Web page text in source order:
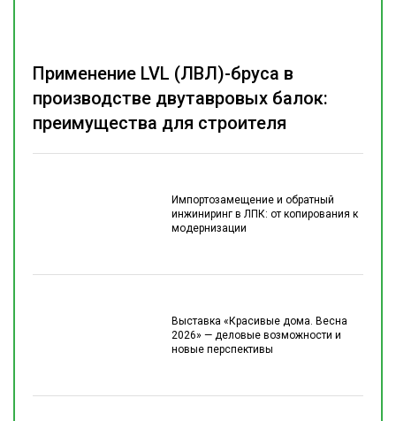
Импортозамещение и обратный
инжиниринг в ЛПК: от копирования к
модернизации
Выставка «Красивые дома. Весна
2026» — деловые возможности и
новые перспективы
Применение LVL (ЛВЛ)-бруса в
производстве двутавровых балок:
преимущества для строителя